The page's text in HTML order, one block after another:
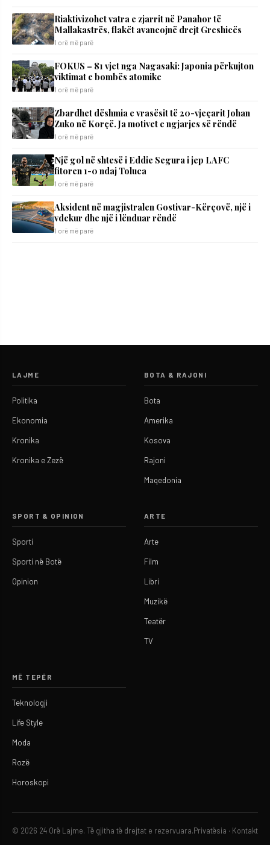
Riaktivizohet vatra e zjarrit në Panahor të
Mallakastrës, flakët avancojnë drejt Greshicës
1 orë më parë
FOKUS – 81 vjet nga Nagasaki: Japonia përkujton
viktimat e bombës atomike
1 orë më parë
Zbardhet dëshmia e vrasësit të 20-vjeçarit Johan
Zuko në Korçë. Ja motivet e ngjarjes së rëndë
1 orë më parë
Një gol në shtesë i Eddie Segura i jep LAFC
fitoren 1-0 ndaj Toluca
1 orë më parë
Aksident në magjistralen Gostivar-Kërçovë, një i
vdekur dhe një i lënduar rëndë
1 orë më parë
LAJME
Politika
Ekonomia
Kronika
Kronika e Zezë
BOTA & RAJONI
Bota
Amerika
Kosova
Rajoni
Maqedonia
SPORT & OPINION
Sporti
Sporti në Botë
Opinion
ARTE
Arte
Film
Libri
Muzikë
Teatër
TV
MË TEPËR
Teknologji
Life Style
Moda
Rozë
Horoskopi
© 2026 24 Orë Lajme. Të gjitha të drejtat e rezervuara.Privatësia · Kontakt